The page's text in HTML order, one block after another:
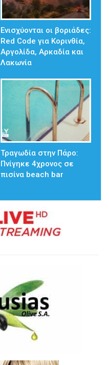
Ενισχύονται οι βοριάδες:
Red Code για Κορινθία,
Αργολίδα, Αρκαδία και
Λακωνία
Τραγωδία στην Πάρο:
Πνίγηκε 4χρονος σε
πισίνα beach bar